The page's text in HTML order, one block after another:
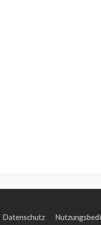
Datenschutz